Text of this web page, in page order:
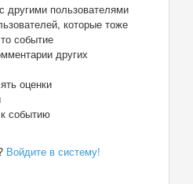
другими пользователями
которые тоже
событие
других
оценки
событию
Войдите в систему!